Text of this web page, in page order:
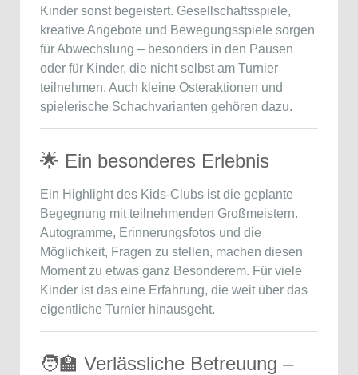
Kinder sonst begeistert. Gesellschaftsspiele,
kreative Angebote und Bewegungsspiele sorgen
für Abwechslung – besonders in den Pausen
oder für Kinder, die nicht selbst am Turnier
teilnehmen. Auch kleine Osteraktionen und
spielerische Schachvarianten gehören dazu.
🌟 Ein besonderes Erlebnis
Ein Highlight des Kids-Clubs ist die geplante
Begegnung mit teilnehmenden Großmeistern.
Autogramme, Erinnerungsfotos und die
Möglichkeit, Fragen zu stellen, machen diesen
Moment zu etwas ganz Besonderem. Für viele
Kinder ist das eine Erfahrung, die weit über das
eigentliche Turnier hinausgeht.
🧑‍🏫 Verlässliche Betreuung –